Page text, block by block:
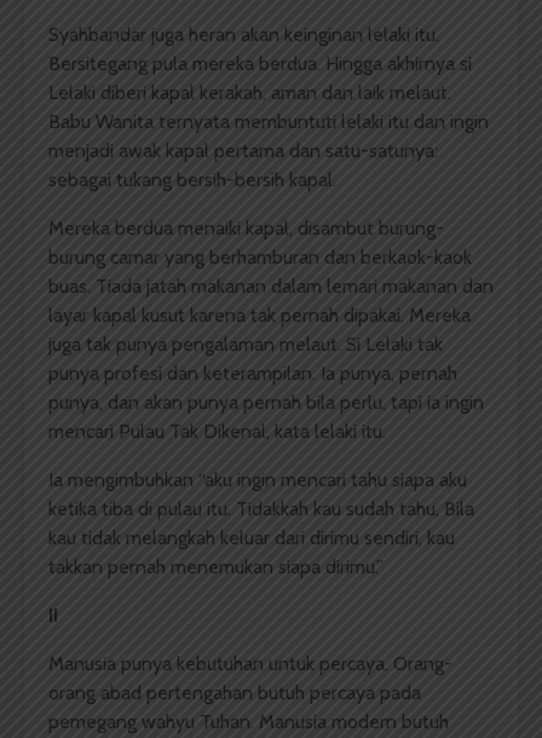
Syahbandar juga heran akan keinginan lelaki itu.
Bersitegang pula mereka berdua. Hingga akhirnya si
Lelaki diberi kapal kerakah, aman dan laik melaut.
Babu Wanita ternyata membuntuti lelaki itu dan ingin
menjadi awak kapal pertama dan satu-satunya:
sebagai tukang bersih-bersih kapal.
Mereka berdua menaiki kapal, disambut burung-
burung camar yang berhamburan dan berkaok-kaok
buas. Tiada jatah makanan dalam lemari makanan dan
layar kapal kusut karena tak pernah dipakai. Mereka
juga tak punya pengalaman melaut. Si Lelaki tak
punya profesi dan keterampilan. Ia punya, pernah
punya, dan akan punya pernah bila perlu, tapi ia ingin
mencari Pulau Tak Dikenal, kata lelaki itu.
Ia mengimbuhkan “aku ingin mencari tahu siapa aku
ketika tiba di pulau itu. Tidakkah kau sudah tahu, Bila
kau tidak melangkah keluar dari dirimu sendiri, kau
takkan pernah menemukan siapa dirimu.”
II
Manusia punya kebutuhan untuk percaya. Orang-
orang abad pertengahan butuh percaya pada
pemegang wahyu Tuhan. Manusia modern butuh